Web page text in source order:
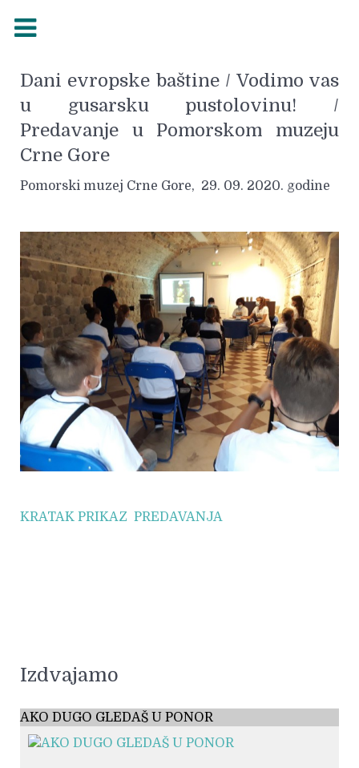
Dani evropske baštine / Vodimo vas
u gusarsku pustolovinu! /
Predavanje u Pomorskom muzeju
Crne Gore
Pomorski muzej Crne Gore, 29. 09. 2020. godine
KRATAK PRIKAZ PREDAVANJA
Izdvajamo
AKO DUGO GLEDAŠ U PONOR